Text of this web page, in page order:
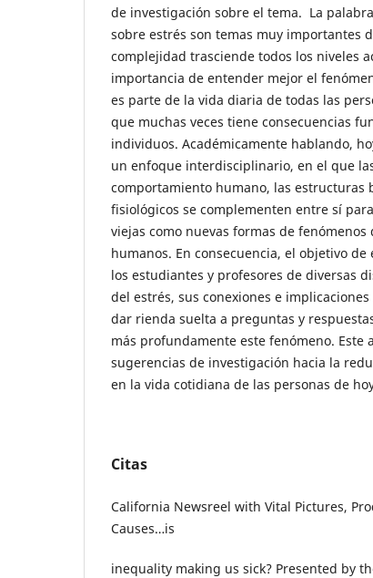
de investigación sobre el tema. La
sobre estrés son temas muy importantes
complejidad trasciende todos los niveles
importancia de entender mejor el
es parte de la vida diaria de todas las
que muchas veces tiene consecuencias
individuos. Académicamente hablando,
un enfoque interdisciplinario, en el que
comportamiento humano, las estructuras
fisiológicos se complementen entre sí
viejas como nuevas formas de fenómenos
humanos. En consecuencia, el objetivo
los estudiantes y profesores de diversas
del estrés, sus conexiones e
dar rienda suelta a preguntas y
más profundamente este fenómeno. Este
sugerencias de investigación hacia la
en la vida cotidiana de las personas de
Citas
California Newsreel with Vital Pictures,
Causes…is
inequality making us sick? Presented by